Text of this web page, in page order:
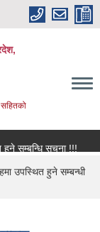
सहितको
सूचना !!!
उपस्थित हुने सम्बन्धी